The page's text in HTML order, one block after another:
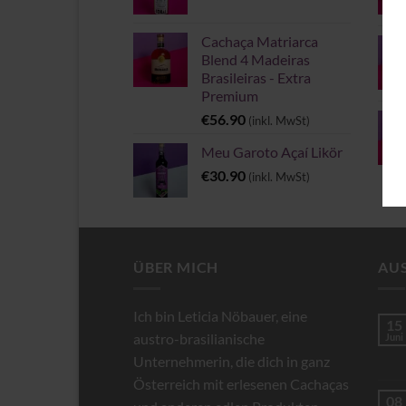
Cachaça Matriarca
Blend 4 Madeiras
Brasileiras - Extra
Premium
€56.90 (inkl. MwSt)
Meu Garoto Açaí Likör
€30.90 (inkl. MwSt)
ÜBER MICH
Ich bin Leticia Nöbauer, eine
austro-brasilianische
Unternehmerin, die dich in ganz
Österreich mit erlesenen Cachaças
15
Juni
08